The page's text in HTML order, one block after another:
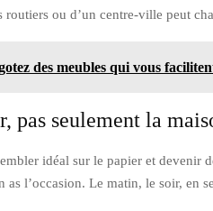
routiers ou d’un centre-ville peut
des meubles qui vous
pas seulement la
idéal sur le papier et devenir
as l’occasion. Le matin, le soir, en